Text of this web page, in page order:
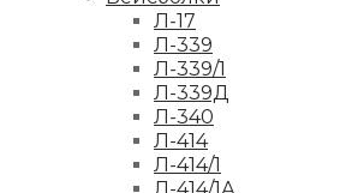
Л-17
Л-339
Л-339/1
Л-339Д
Л-340
Л-414
Л-414/1